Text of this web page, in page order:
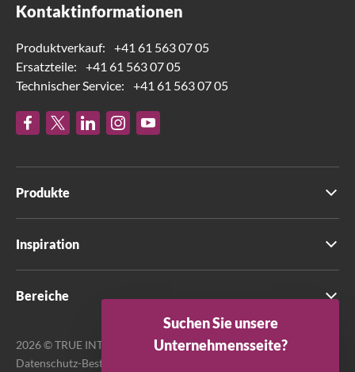
Kontaktinformationen
Produktverkauf:
+41 61 563 07 05
Ersatzteile:
+41 61 563 07 05
Technischer Service:
+41 61 563 07 05
Produkte
Inspiration
Bereiche
2026 © TRUE INTERNATIONAL GmbH. Alle Rechte vorbehalten.
Datenschutz-Bestimmungen
Suchen Sie unsere
Unternehmensseite?